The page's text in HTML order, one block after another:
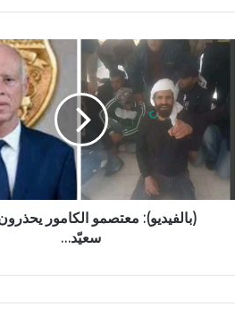
(بالفيديو): معتصمو الكامور
سعيّد…